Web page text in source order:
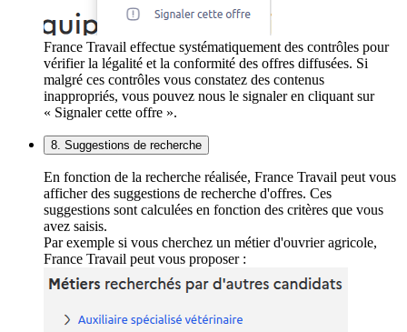
France Travail effectue systématiquement des contrôles pour
vérifier la légalité et la conformité des offres diffusées. Si
malgré ces contrôles vous constatez des contenus
inappropriés, vous pouvez nous le signaler en cliquant sur
« Signaler cette offre ».
8. Suggestions de recherche
En fonction de la recherche réalisée, France Travail peut vous
afficher des suggestions de recherche d'offres. Ces
suggestions sont calculées en fonction des critères que vous
avez saisis.
Par exemple si vous cherchez un métier d'ouvrier agricole,
France Travail peut vous proposer :